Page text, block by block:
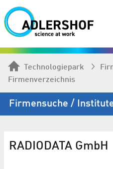
Technologiepark
Firmenverzeichnis
Firmen­suche /
RADIODATA GmbH